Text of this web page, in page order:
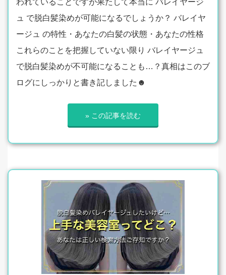
われていることですが果たして本当に バレイヤージ
ュ で脱白髪染めが可能になるでしょうか？ バレイヤ
ージュ の特性・あなたの白髪の状態・あなたの性格
これらのことを把握していない限り バレイヤージュ
で脱白髪染めが不可能になることも…？真相はこのブ
ログにしっかりと書き記しました☻
» この記事を読む